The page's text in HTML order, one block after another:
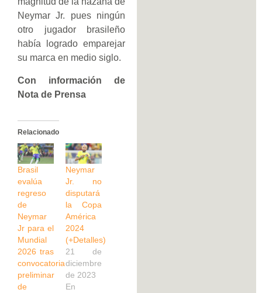
Neymar Jr. pues ningún
otro jugador brasileño
había logrado emparejar
su marca en medio siglo.
Con información de
Nota de Prensa
Relacionado
Brasil
evalúa
regreso
de
Neymar
Jr para el
Mundial
2026 tras
convocatoria
preliminar
de
Neymar
Jr. no
disputará
la Copa
América
2024
(+Detalles)
21 de
diciembre
de 2023
En